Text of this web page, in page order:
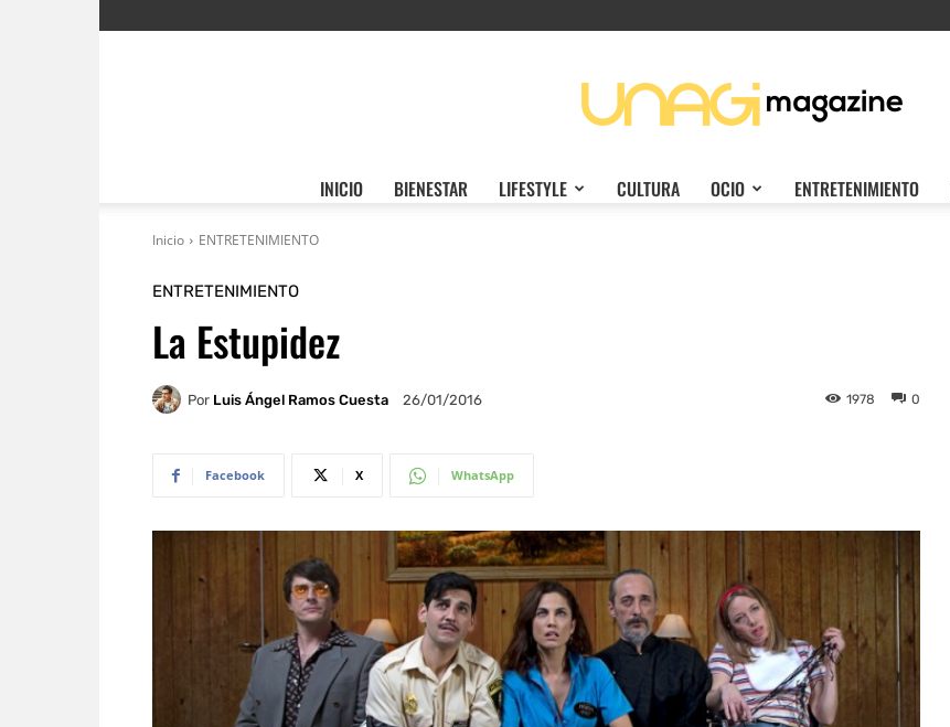
INICIO BIENESTAR LIFESTYLE CULTURA OCIO ENTRETENIMIENTO
Inicio ENTRETENIMIENTO
ENTRETENIMIENTO
La Estupidez
Por Luis Ángel Ramos Cuesta 26/01/2016 0
1978
Facebook X WhatsApp